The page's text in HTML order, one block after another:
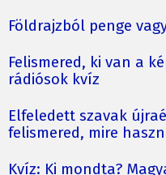
Földrajzból penge
Felismered, ki van a
rádiósok kvíz
Elfeledett szavak
felismered, mire
Kvíz: Ki mondta?